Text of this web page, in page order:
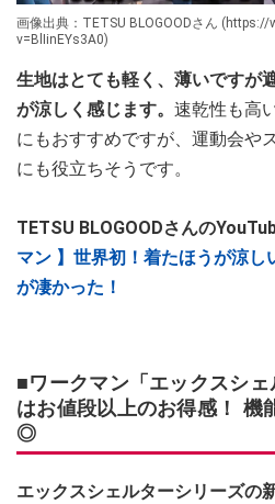
画像出典：TETSU BLOGOODさん
v=BlIinEYs3A0)
生地はとても軽く、薄いですが
が涼しく感じます。 速乾性も高
にもおすすめですが、運動会や
にも役立ちそうです。
TETSU BLOGOODさんの
マン 】世界初！着たほうが涼し
が凄かった！
■ワークマン「エックスシェ
はお値段以上のお得感！ 機
◎
エックスシェルターシリーズの